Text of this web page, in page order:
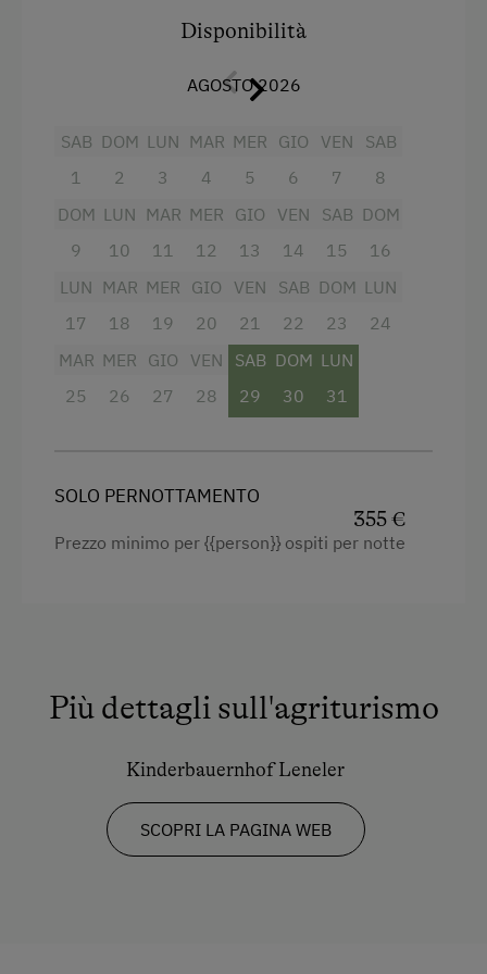
Trattamenti spa / benessere
Percorso idroterapico di Kneipp
Fornello elettrico a quattro piastre
Doccia
Asciugacapelli
Macchina del caffè
Vista sulla montagna
Cuociuova
Forno a microonde
Cassaforte
Tostapane
Scrivania con lampada
Riscaldamento
Lettino a sbarre per neonati
Disponibilità
AGOSTO 2026
SAB
1
DOM
2
LUN
3
MAR
4
MER
5
GIO
6
VEN
7
SAB
8
DOM
9
LUN
10
MAR
11
MER
12
GIO
13
VEN
14
SAB
15
DOM
16
LUN
17
MAR
18
MER
19
GIO
20
VEN
21
SAB
22
DOM
23
LUN
24
MAR
25
MER
26
GIO
27
VEN
28
SAB
29
DOM
30
LUN
31
SOLO PERNOTTAMENTO
355 €
Prezzo minimo per {{person}} ospiti per notte
Più dettagli sull'agriturismo
Kinderbauernhof Leneler
SCOPRI LA PAGINA WEB